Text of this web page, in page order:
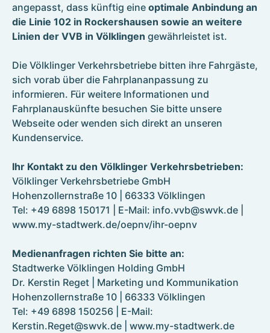
angepasst, dass künftig eine optimale Anbindung an
die Linie 102 in Rockershausen sowie an weitere
Linien der VVB in Völklingen gewährleistet ist.
Die Völklinger Verkehrsbetriebe bitten ihre Fahrgäste,
sich vorab über die Fahrplananpassung zu
informieren. Für weitere Informationen und
Fahrplanauskünfte besuchen Sie bitte unsere
Webseite oder wenden sich direkt an unseren
Kundenservice.
Ihr Kontakt zu den Völklinger Verkehrsbetrieben:
Völklinger Verkehrsbetriebe GmbH
Hohenzollernstraße 10 | 66333 Völklingen
Tel: +49 6898 150171 | E-Mail: info.vvb@swvk.de |
www.my-stadtwerk.de/oepnv/ihr-oepnv
Medienanfragen richten Sie bitte an:
Stadtwerke Völklingen Holding GmbH
Dr. Kerstin Reget | Marketing und Kommunikation
Hohenzollernstraße 10 | 66333 Völklingen
Tel: +49 6898 150256 | E-Mail:
Kerstin.Reget@swvk.de | www.my-stadtwerk.de